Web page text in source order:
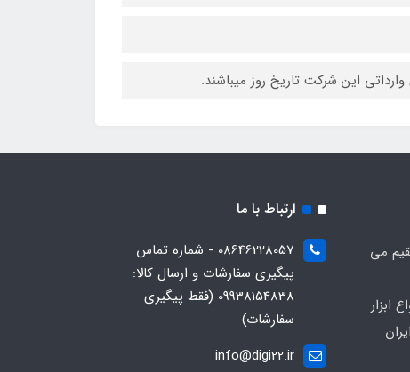
این شرکت تاریخ روز میباشند.
می
ابزار
ارتباط با ما
08646228057 - شماره تماس
پیگیری سفارشات و ارسال کالا:
09938154838 (فقط پیگیری
سفارشات)
info@digi22.ir